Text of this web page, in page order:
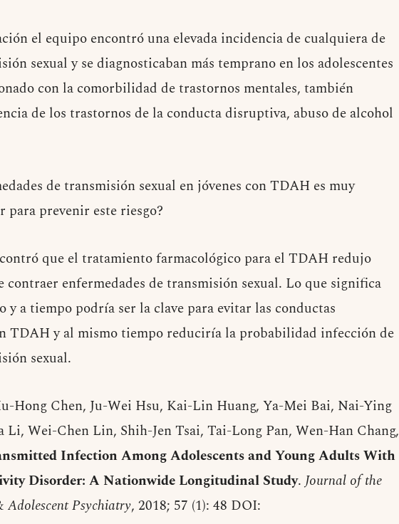
el equipo encontró una elevada incidencia de cualquiera de
sexual y se diagnosticaban más temprano en los adolescentes
con la comorbilidad de trastornos mentales, también
de los trastornos de la conducta disruptiva, abuso de alcohol
de transmisión sexual en jóvenes con TDAH es muy
para prevenir este riesgo?
que el tratamiento farmacológico para el TDAH redujo
contraer enfermedades de transmisión sexual. Lo que significa
y a tiempo podría ser la clave para evitar las conductas
TDAH y al mismo tiempo reduciría la probabilidad infección de
sexual.
Hong Chen, Ju-Wei Hsu, Kai-Lin Huang, Ya-Mei Bai, Nai-Ying
Li, Wei-Chen Lin, Shih-Jen Tsai, Tai-Long Pan, Wen-Han Chang,
Infection Among Adolescents and Young Adults With
Disorder: A Nationwide Longitudinal Study.Journal of the
Psychiatry, 2018; 57 (1): 48 DOI: